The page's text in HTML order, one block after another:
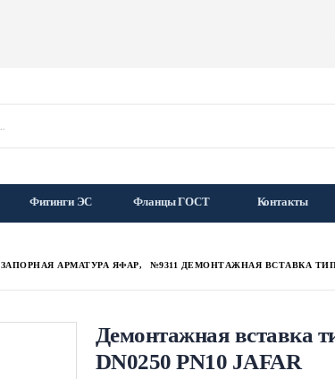
Фитинги ЭС Фланцы ГОСТ Контакты
ЗАПОРНАЯ АРМАТУРА ЯФАР, №9311 ДЕМОНТАЖНАЯ ВСТАВКА ТИП
Демонтажная вставка
DN0250 PN10 JAFAR